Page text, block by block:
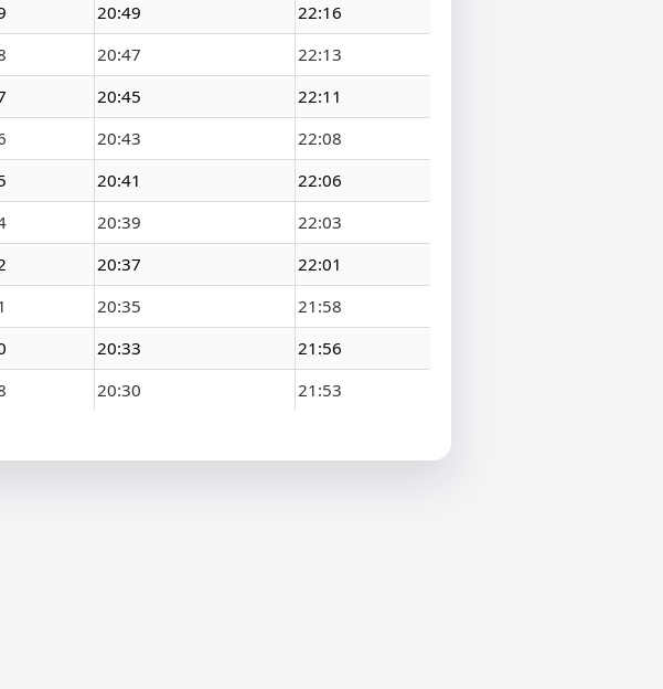
20:49
22:16
20:47
22:13
20:45
22:11
20:43
22:08
20:41
22:06
20:39
22:03
20:37
22:01
20:35
21:58
20:33
21:56
20:30 21:53